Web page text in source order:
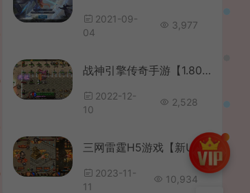
2021-09-
04
3,977
战神引擎传奇手游【1.80随风复古传奇三职业】最新整理WIN系特色服务端+安卓苹果双端+GM后台+详细搭建教程
2022-12-
10
2,528
三网雷霆H5游戏【新UI雷霆霸主之龙尊神武H5】最新整理Linux手工服务端+跨服+GM后台+详细搭建教程
2023-11-
11
10,934